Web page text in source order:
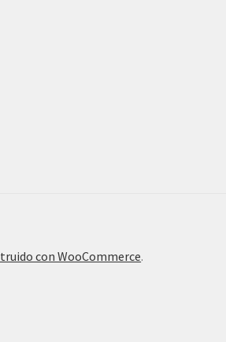
con WooCommerce.